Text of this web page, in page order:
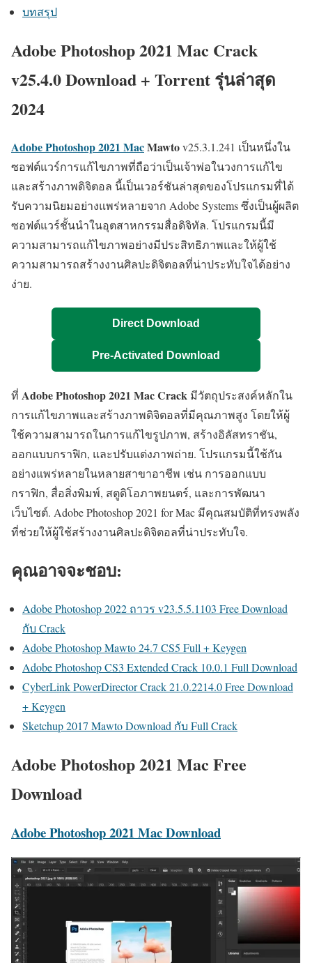
บทสรุป
Adobe Photoshop 2021 Mac Crack
v25.4.0 Download + Torrent รุ่นล่าสุด
2024
Adobe Photoshop 2021 MacMawtov25.3.1.241 เป็นหนึ่งใน
ซอฟต์แวร์การแก้ไขภาพที่ถือว่าเป็นเจ้าพ่อในวงการแก้ไข
และสร้างภาพดิจิตอล นี้เป็นเวอร์ชันล่าสุดของโปรแกรมที่ได้
รับความนิยมอย่างแพร่หลายจาก Adobe Systems ซึ่งเป็นผู้ผลิต
ซอฟต์แวร์ชั้นนำในอุตสาหกรรมสื่อดิจิทัล. โปรแกรมนี้มี
ความสามารถแก้ไขภาพอย่างมีประสิทธิภาพและให้ผู้ใช้
ความสามารถสร้างงานศิลปะดิจิตอลที่น่าประทับใจได้อย่าง
ง่าย.
Direct Download
Pre-Activated Download
ที่ Adobe Photoshop 2021 Mac Crack มีวัตถุประสงค์หลักใน
การแก้ไขภาพและสร้างภาพดิจิตอลที่มีคุณภาพสูง โดยให้ผู้
ใช้ความสามารถในการแก้ไขรูปภาพ, สร้างอิลัสทราชัน,
ออกแบบกราฟิก, และปรับแต่งภาพถ่าย. โปรแกรมนี้ใช้กัน
อย่างแพร่หลายในหลายสาขาอาชีพ เช่น การออกแบบ
กราฟิก, สื่อสิ่งพิมพ์, สตูดิโอภาพยนตร์, และการพัฒนา
เว็บไซต์. Adobe Photoshop 2021 for Mac มีคุณสมบัติที่ทรงพลัง
ที่ช่วยให้ผู้ใช้สร้างงานศิลปะดิจิตอลที่น่าประทับใจ.
คุณอาจจะชอบ:
Adobe Photoshop 2022 ถาวร v23.5.5.1103 Free Download
กับ Crack
Adobe Photoshop Mawto 24.7 CS5 Full + Keygen
Adobe Photoshop CS3 Extended Crack 10.0.1 Full Download
CyberLink PowerDirector Crack 21.0.2214.0 Free Download
+ Keygen
Sketchup 2017 Mawto Download กับ Full Crack
Adobe Photoshop 2021 Mac Free
Download
Adobe Photoshop 2021 Mac Download